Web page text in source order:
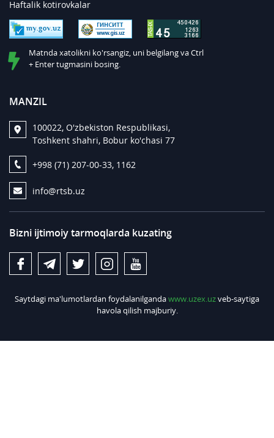
Haftalik kotirovkalar
Matnda xatolikni ko'rsangiz, uni belgilang va Ctrl
+ Enter tugmasini bosing.
MANZIL
100022, O'zbekiston Respublikasi,
Toshkent shahri, Bobur ko'chasi 77
+998 (71) 207-00-33, 1162
info@rtsb.uz
Bizni ijtimoiy tarmoqlarda kuzating
Saytdagi ma'lumotlardan foydalanilgandawww.uzex.uzveb-saytiga
havola qilish majburiy.